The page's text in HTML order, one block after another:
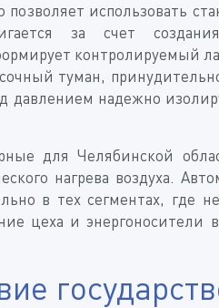
использовать
за счет
контролируемый
туман,
давлением надежно
для Челябинской
нагрева воздуха.
в тех сегментах, где
цеха и